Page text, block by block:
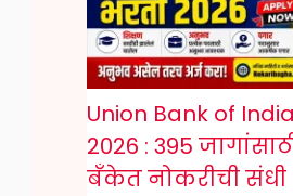
Union Bank of
2026 : 395
बँकेत नोकरीची संधी